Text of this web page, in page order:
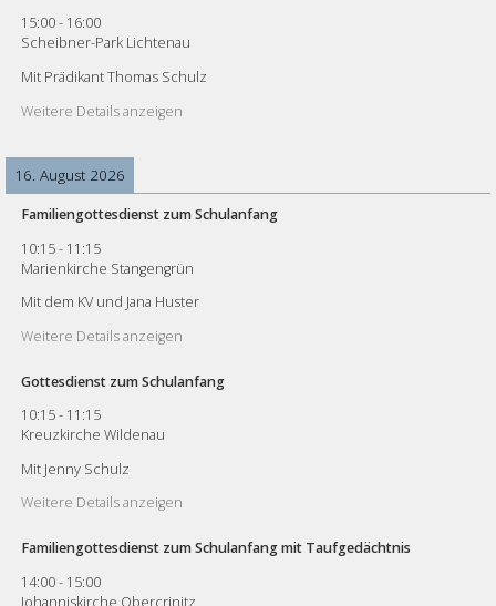
15:00- 16:00
Scheibner-Park Lichtenau
Mit Prädikant Thomas Schulz
Weitere Details anzeigen
16. August 2026
Familiengottesdienst zum Schulanfang
10:15- 11:15
Marienkirche Stangengrün
Mit dem KV und Jana Huster
Weitere Details anzeigen
Gottesdienst zum Schulanfang
10:15- 11:15
Kreuzkirche Wildenau
Mit Jenny Schulz
Weitere Details anzeigen
Familiengottesdienst zum Schulanfang mit Taufgedächtnis
14:00- 15:00
Johanniskirche Obercrinitz